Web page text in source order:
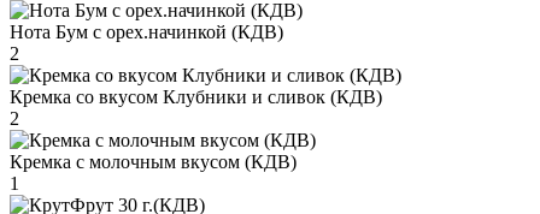
Нота Бум с орех.начинкой (КДВ)
2
Кремка со вкусом Клубники и сливок (КДВ)
2
Кремка с молочным вкусом (КДВ)
1